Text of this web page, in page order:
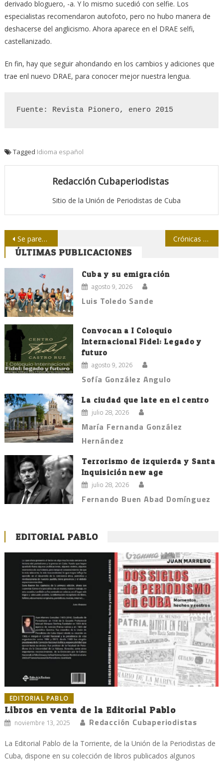
derivado bloguero, -a. Y lo mismo sucedió con selfie. Los
especialistas recomendaron autofoto, pero no hubo manera de
deshacerse del anglicismo. Ahora aparece en el DRAE selfi,
castellanizado.
En fin, hay que seguir ahondando en los cambios y adiciones que
trae enl nuevo DRAE, para conocer mejor nuestra lengua.
Fuente: Revista Pionero, enero 2015
Tagged Idioma español
Redacción Cubaperiodistas
Sitio de la Unión de Periodistas de Cuba
Navegación
de
entradas
Se parecen, pero… Crónicas del derrumbe soviético
ÚLTIMAS PUBLICACIONES
Cuba y su emigración
agosto 9, 2026
Luis Toledo Sande
Convocan a I Coloquio
Internacional Fidel: Legado y
futuro
agosto 9, 2026
Sofía González Angulo
La ciudad que late en el centro
julio 28, 2026
María Fernanda González
Hernández
Terrorismo de izquierda y Santa
Inquisición new age
julio 28, 2026
Fernando Buen Abad Domínguez
EDITORIAL PABLO
EDITORIAL PABLO
Libros en venta de la Editorial Pablo
noviembre 13, 2025 Redacción Cubaperiodistas
La Editorial Pablo de la Torriente, de la Unión de la Periodistas de
Cuba, dispone en su colección de libros publicados algunos